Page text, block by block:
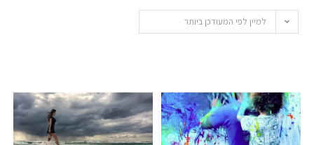
למיין לפי המעודכן ביותר